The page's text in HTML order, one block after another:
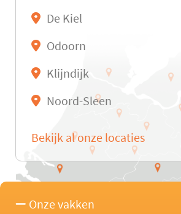
De Kiel
Odoorn
Klijndijk
Noord-Sleen
Bekijk al onze locaties
Onze vakken